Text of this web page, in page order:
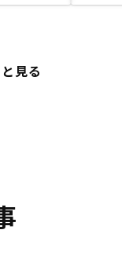
見る